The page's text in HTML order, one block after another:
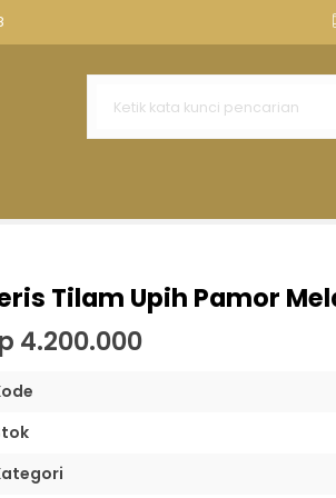
Way
Kawruh
Tilam Upih Pamor
4.200.000